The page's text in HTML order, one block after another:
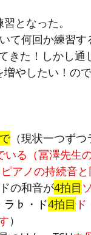
となった。
て何回か練習
た！しかし通
やしたい！ので
（現状一つずつ
る（冨澤先生の
ピアノの持続音
の和音が4拍目
ラ♭・ド4拍目
）